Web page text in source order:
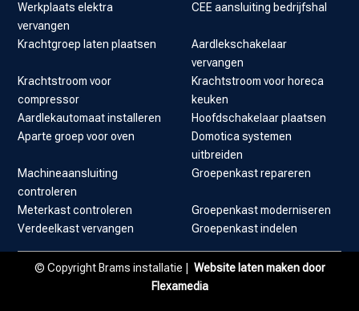
Werkplaats elektra
vervangen
CEE aansluiting bedrijfshal
Krachtgroep laten plaatsen
Aardlekschakelaar
vervangen
Krachtstroom voor
compressor
Krachtstroom voor horeca
keuken
Aardlekautomaat installeren
Hoofdschakelaar plaatsen
Aparte groep voor oven
Domotica systemen
uitbreiden
Machineaansluiting
controleren
Groepenkast repareren
Meterkast controleren
Groepenkast moderniseren
Verdeelkast vervangen
Groepenkast indelen
© Copyright Brams installatie | Website laten maken door
Flexamedia